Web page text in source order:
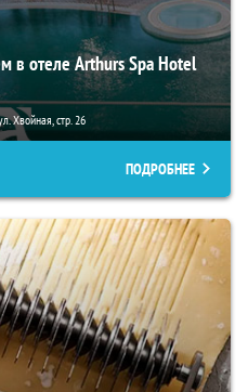
в отеле Arthurs Spa Hotel
Хвойная, стр. 26
ПОДРОБНЕЕ